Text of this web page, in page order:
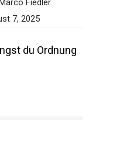
Fiedler
7, 2025
du Ordnung